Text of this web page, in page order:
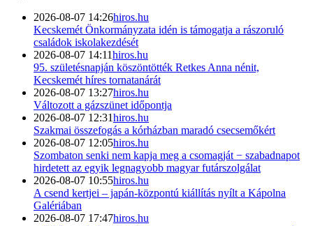
2026-08-07 14:26hiros.hu
Kecskemét Önkormányzata idén is támogatja a rászoruló
családok iskolakezdését
2026-08-07 14:11hiros.hu
95. születésnapján köszöntötték Retkes Anna nénit,
Kecskemét híres tornatanárát
2026-08-07 13:27hiros.hu
Változott a gázszünet időpontja
2026-08-07 12:31hiros.hu
Szakmai összefogás a kórházban maradó csecsemőkért
2026-08-07 12:05hiros.hu
Szombaton senki nem kapja meg a csomagját − szabadnapot
hirdetett az egyik legnagyobb magyar futárszolgálat
2026-08-07 10:55hiros.hu
A csend kertjei – japán-központú kiállítás nyílt a Kápolna
Galériában
2026-08-07 17:47hiros.hu